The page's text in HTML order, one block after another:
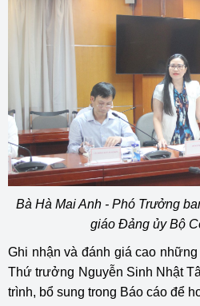
Bà Hà Mai Anh - Phó Trưởng
giáo Đảng ủy Bộ
Ghi nhận và đánh giá cao
Thứ trưởng Nguyễn Sinh Nhật
trình, bổ sung trong Báo cáo để